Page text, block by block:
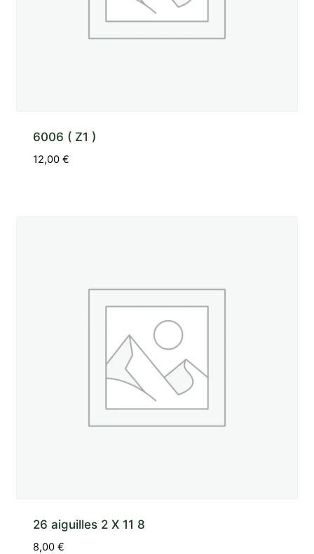
6006 ( Z1 )
12,00€
26 aiguilles 2 X 11 8
8,00€